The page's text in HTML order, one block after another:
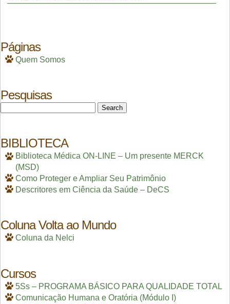
Páginas
Quem Somos
Pesquisas
for:
BIBLIOTECA
Biblioteca Médica ON-LINE – Um presente MERCK
(MSD)
Como Proteger e Ampliar Seu Patrimônio
Descritores em Ciência da Saúde – DeCS
Coluna Volta ao Mundo
Coluna da Nelci
Cursos
5Ss – PROGRAMA BÁSICO PARA QUALIDADE TOTAL
Comunicação Humana e Oratória (Módulo I)